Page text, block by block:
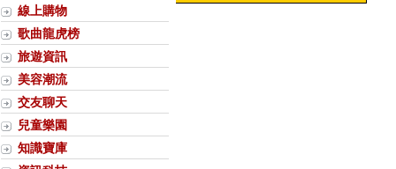
線上購物
歌曲龍虎榜
旅遊資訊
美容潮流
交友聊天
兒童樂園
知識寶庫